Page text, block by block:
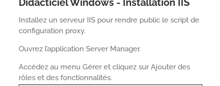
Installez un serveur IIS pour rendre public le script de
configuration proxy.
Ouvrez l’application Server Manager.
Accédez au menu Gérer et cliquez sur Ajouter des
rôles et des fonctionnalités.